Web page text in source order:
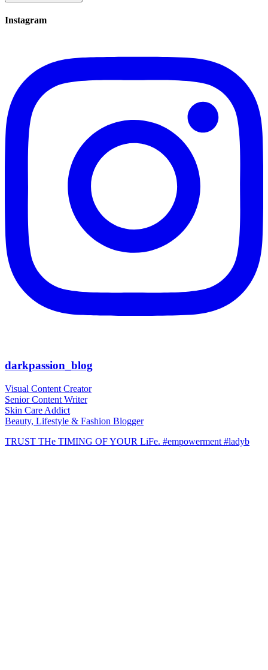
Instagram
darkpassion_blog
Visual Content Creator
Senior Content Writer
Skin Care Addict
Beauty, Lifestyle & Fashion Blogger
TRUST THe TIMING OF YOUR LiFe. #empowerment #ladyb